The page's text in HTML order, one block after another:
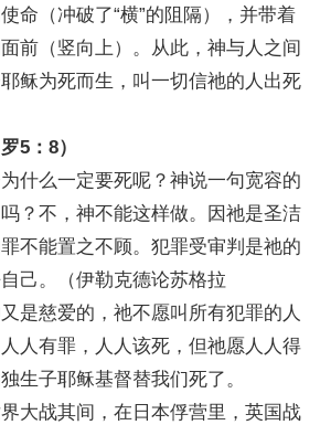
命（冲破了“横”的阻隔），并带着
前（竖向上）。从此，神与人之间
稣为死而生，叫一切信祂的人出死
：8）
么一定要死呢？神说一句宽容的
？不，神不能这样做。因祂是圣洁
不能置之不顾。犯罪受审判是祂的
己。（伊勒克德论苏格拉
是慈爱的，祂不愿叫所有犯罪的人
人有罪，人人该死，但祂愿人人得
生子耶稣基督替我们死了。
战其间，在日本俘营里，英国战